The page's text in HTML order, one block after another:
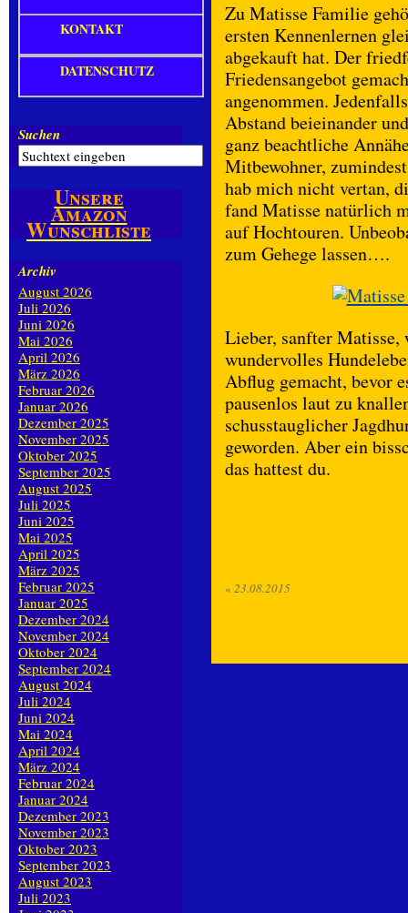
Zu Matisse Familie
ersten Kennenlernen
abgekauft hat. Der
Friedensangebot
angenommen.
Abstand beieinander
ganz beachtliche
Mitbewohner,
hab mich nicht vertan,
fand Matisse natürlich
auf Hochtouren.
zum Gehege lassen….
Lieber, sanfter
wundervolles
Abflug gemacht, bevor
pausenlos laut zu
schusstauglicher
geworden. Aber ein
das hattest du.
« 23.08.2015
KONTAKT
DATENSCHUTZ
Suchen
Unsere
Amazon
Wunschliste
Archiv
August 2026
Juli 2026
Juni 2026
Mai 2026
April 2026
März 2026
Februar 2026
Januar 2026
Dezember 2025
November 2025
Oktober 2025
September 2025
August 2025
Juli 2025
Juni 2025
Mai 2025
April 2025
März 2025
Februar 2025
Januar 2025
Dezember 2024
November 2024
Oktober 2024
September 2024
August 2024
Juli 2024
Juni 2024
Mai 2024
April 2024
März 2024
Februar 2024
Januar 2024
Dezember 2023
November 2023
Oktober 2023
September 2023
August 2023
Juli 2023